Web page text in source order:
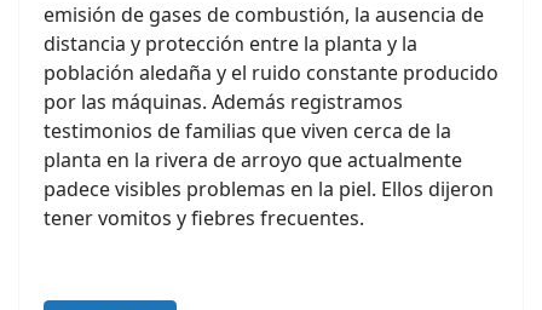
emisión de gases de combustión, la ausencia de
distancia y protección entre la planta y la
población aledaña y el ruido constante producido
por las máquinas. Además registramos
testimonios de familias que viven cerca de la
planta en la rivera de arroyo que actualmente
padece visibles problemas en la piel. Ellos dijeron
tener vomitos y fiebres frecuentes.